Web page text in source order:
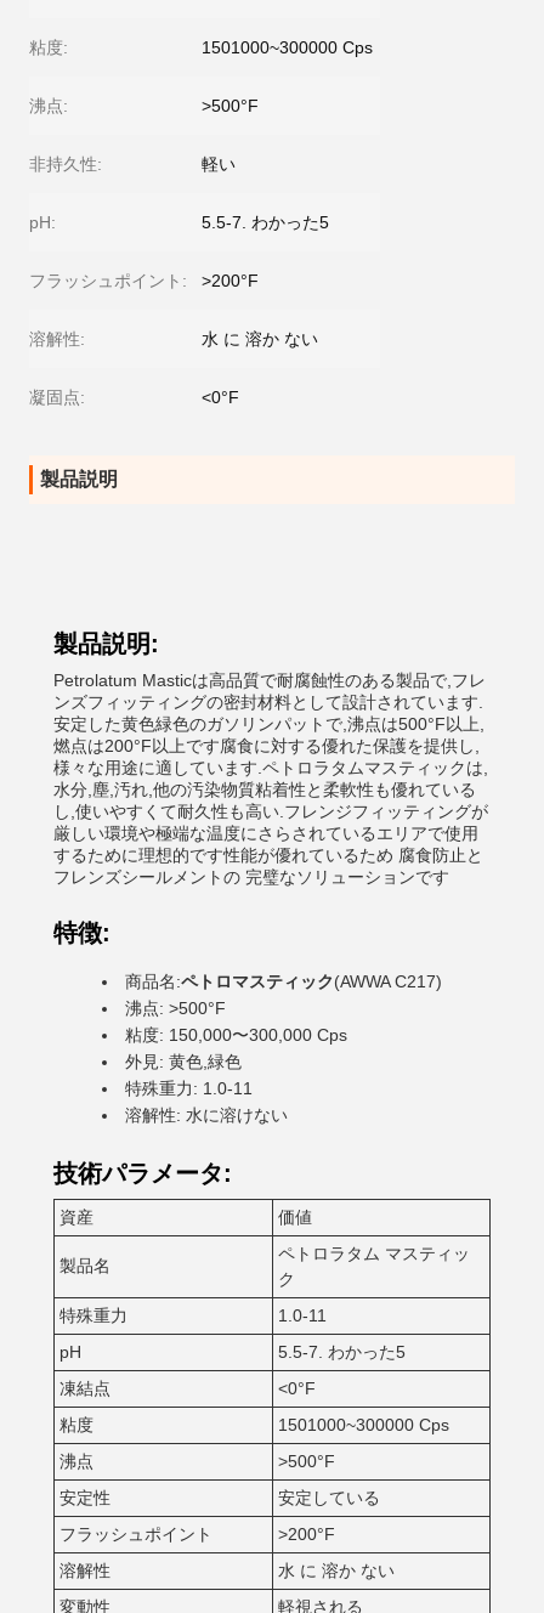
粘度: 1501000~300000 Cps
沸点: >500°F
非持久性: 軽い
pH: 5.5-7. わかった5
フラッシュポイント: >200°F
溶解性: 水 に 溶か ない
凝固点: <0°F
製品説明
製品説明:
Petrolatum Masticは高品質で耐腐蝕性のある製品で,フレ
ンズフィッティングの密封材料として設計されています.
安定した黄色緑色のガソリンパットで,沸点は500°F以上,
燃点は200°F以上です腐食に対する優れた保護を提供し,
様々な用途に適しています.ペトロラタムマスティックは,
水分,塵,汚れ,他の汚染物質粘着性と柔軟性も優れている
し,使いやすくて耐久性も高い.フレンジフィッティングが
厳しい環境や極端な温度にさらされているエリアで使用
するために理想的です性能が優れているため 腐食防止と
フレンズシールメントの 完璧なソリューションです
特徴:
商品名:ペトロマスティック(AWWA C217)
沸点: >500°F
粘度: 150,000〜300,000 Cps
外見: 黄色,緑色
特殊重力: 1.0-11
溶解性: 水に溶けない
技術パラメータ:
資産 価値
製品名
ペトロラタム マスティッ
ク
特殊重力
1.0-11
pH
5.5-7. わかった5
凍結点
<0°F
粘度
1501000~300000 Cps
沸点
>500°F
安定性
安定している
フラッシュポイント
>200°F
溶解性
水 に 溶か ない
変動性
軽視される